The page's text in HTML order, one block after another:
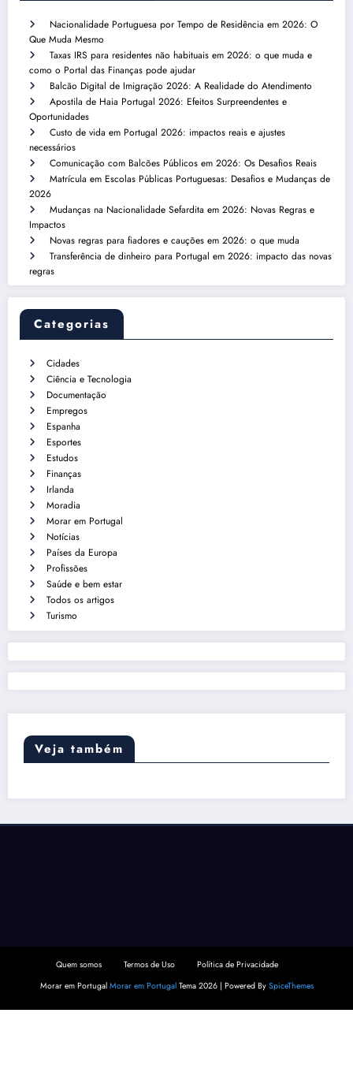
Nacionalidade Portuguesa por Tempo de Residência em 2026: O
Que Muda Mesmo
Taxas IRS para residentes não habituais em 2026: o que muda e
como o Portal das Finanças pode ajudar
Balcão Digital de Imigração 2026: A Realidade do Atendimento
Apostila de Haia Portugal 2026: Efeitos Surpreendentes e
Oportunidades
Custo de vida em Portugal 2026: impactos reais e ajustes
necessários
Comunicação com Balcões Públicos em 2026: Os Desafios Reais
Matrícula em Escolas Públicas Portuguesas: Desafios e Mudanças de
2026
Mudanças na Nacionalidade Sefardita em 2026: Novas Regras e
Impactos
Novas regras para fiadores e cauções em 2026: o que muda
Transferência de dinheiro para Portugal em 2026: impacto das novas
regras
Categorias
Cidades
Ciência e Tecnologia
Documentação
Empregos
Espanha
Esportes
Estudos
Finanças
Irlanda
Moradia
Morar em Portugal
Notícias
Países da Europa
Profissões
Saúde e bem estar
Todos os artigos
Turismo
Veja também
Quem somos Termos de Uso
Política de Privacidade
Morar em Portugal Morar em PortugalTema 2026 | Powered By SpiceThemes